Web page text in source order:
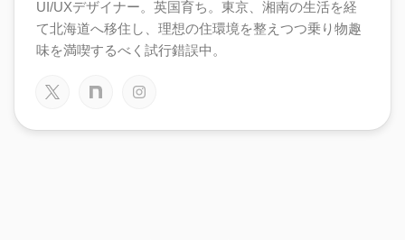
UI/UXデザイナー。英国育ち。東京、湘南の生活を経
て北海道へ移住し、理想の住環境を整えつつ乗り物趣
味を満喫するべく試行錯誤中。